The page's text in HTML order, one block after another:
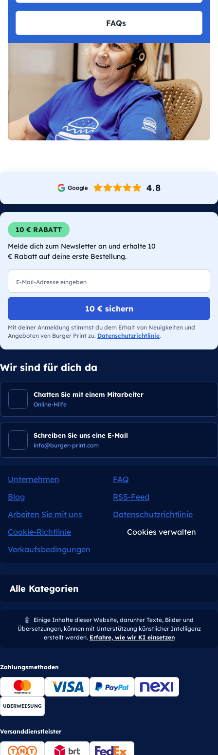
FAQs
10 € RABATT
Melde dich zum Newsletter an und erhalte 10
€ Rabatt auf deine erste Bestellung.
10 € sichern
Mit deiner Anmeldung stimmst du dem Erhalt von Neuigkeiten und
Angeboten von Burger Print zu. Datenschutzrichtlinie.
Wir sind für dich da
Chatten Sie mit einem Mitarbeiter
Online-Hilfe
Schreiben Sie uns eine E-Mail
info@burger-print.com
Unternehmen
FAQ
Blog
RSS-Feed
Arbeiten Sie mit uns
Datenschutzrichtlinie
Cookie-Richtlinie
Cookies verwalten
Verkaufsbedingungen
Alle Kategorien
🤖
Einige Inhalte dieser Website, darunter Texte, Bilder und
Übersetzungen, können mit Unterstützung künstlicher Intelligenz
erstellt werden. Erfahre, wie wir KI einsetzen
Zahlungsmethoden
UBERWEISUNG
Versanddienstleister